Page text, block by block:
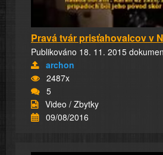
Pravá tvár prisťahovalcov v
Publikováno 18. 11. 2015
archon
2487x
5
Video / Zbytky
09/08/2016